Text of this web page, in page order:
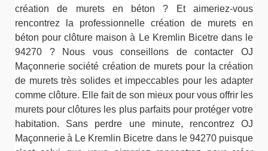
création de murets en béton ? Et aimeriez-vous
rencontrez la professionnelle création de murets en
béton pour clôture maison à Le Kremlin Bicetre dans le
94270 ? Nous vous conseillons de contacter OJ
Maçonnerie société création de murets pour la création
de murets très solides et impeccables pour les adapter
comme clôture. Elle fait de son mieux pour vous offrir les
murets pour clôtures les plus parfaits pour protéger votre
habitation. Sans perdre une minute, rencontrez OJ
Maçonnerie à Le Kremlin Bicetre dans le 94270 puisque